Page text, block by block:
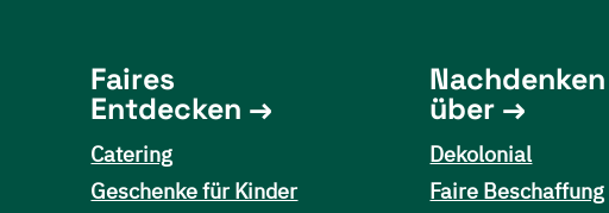
Faires
Entdecken
Catering
Geschenke für Kinder
Nachdenken
über
Dekolonial
Faire Beschaffung